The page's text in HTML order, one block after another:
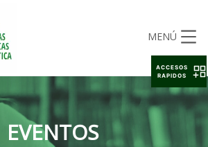
MENÚ
EVENTOS
ACCESOS
RAPIDOS